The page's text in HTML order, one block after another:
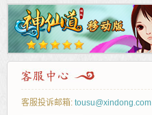
客服投诉邮箱: tousu@xindong.com